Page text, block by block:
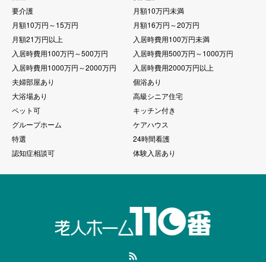
要介護
月額10万円未満
月額10万円～15万円
月額16万円～20万円
月額21万円以上
入居時費用100万円未満
入居時費用100万円～500万円
入居時費用500万円～1000万円
入居時費用1000万円～2000万円
入居時費用2000万円以上
夫婦部屋あり
個浴あり
大浴場あり
高級シニア住宅
ペット可
キッチン付き
グループホーム
ケアハウス
特選
24時間看護
認知症相談可
体験入居あり